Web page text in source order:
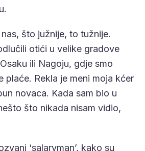
što južnije, to tužnije.
otići u velike gradove
ili Nagoju, gdje smo
plaće. Rekla je meni moja kćer
novaca. Kada sam bio u
što nikada nisam vidio,
‘salaryman’, kako su